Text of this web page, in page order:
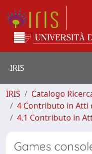
IRIS
IRIS
Catalogo
4 Contributo in Atti
4.1 Contributo in
Games